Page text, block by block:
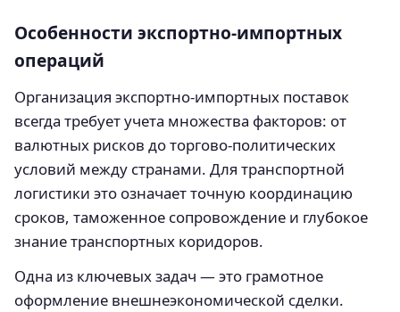
Особенности экспортно-импортных
операций
Организация экспортно-импортных поставок
всегда требует учета множества факторов: от
валютных рисков до торгово-политических
условий между странами. Для транспортной
логистики это означает точную координацию
сроков, таможенное сопровождение и глубокое
знание транспортных коридоров.
Одна из ключевых задач — это грамотное
оформление внешнеэкономической сделки.